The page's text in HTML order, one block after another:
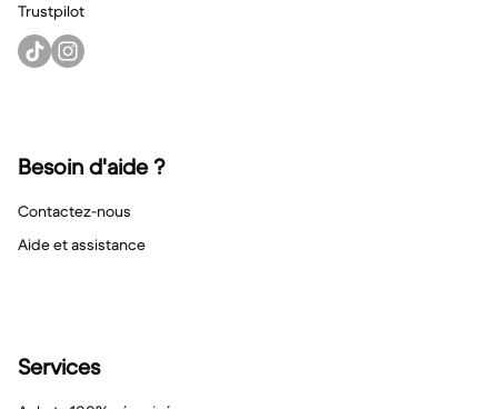
Trustpilot
Besoin d'aide ?
Contactez-nous
Aide et assistance
Services